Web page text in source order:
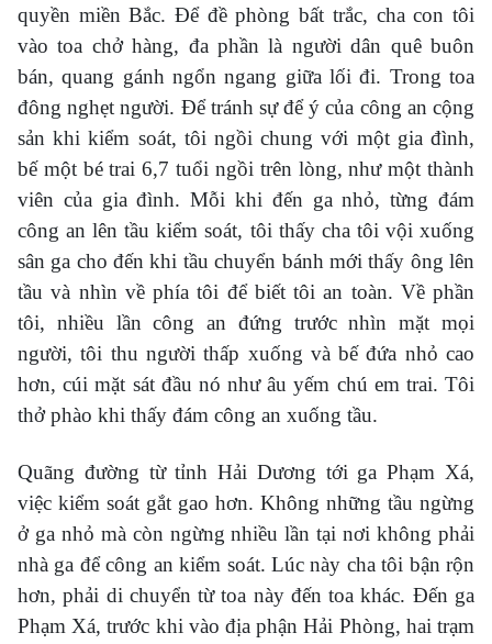
quyền miền Bắc. Để đề phòng bất trắc, cha con tôi
vào toa chở hàng, đa phần là người dân quê buôn
bán, quang gánh ngổn ngang giữa lối đi. Trong toa
đông nghẹt người. Để tránh sự để ý của công an cộng
sản khi kiểm soát, tôi ngồi chung với một gia đình,
bế một bé trai 6,7 tuổi ngồi trên lòng, như một thành
viên của gia đình. Mỗi khi đến ga nhỏ, từng đám
công an lên tầu kiểm soát, tôi thấy cha tôi vội xuống
sân ga cho đến khi tầu chuyển bánh mới thấy ông lên
tầu và nhìn về phía tôi để biết tôi an toàn. Về phần
tôi, nhiều lần công an đứng trước nhìn mặt mọi
người, tôi thu người thấp xuống và bế đứa nhỏ cao
hơn, cúi mặt sát đầu nó như âu yếm chú em trai. Tôi
thở phào khi thấy đám công an xuống tầu.
Quãng đường từ tỉnh Hải Dương tới ga Phạm Xá,
việc kiểm soát gắt gao hơn. Không những tầu ngừng
ở ga nhỏ mà còn ngừng nhiều lần tại nơi không phải
nhà ga để công an kiểm soát. Lúc này cha tôi bận rộn
hơn, phải di chuyển từ toa này đến toa khác. Đến ga
Phạm Xá, trước khi vào địa phận Hải Phòng, hai trạm